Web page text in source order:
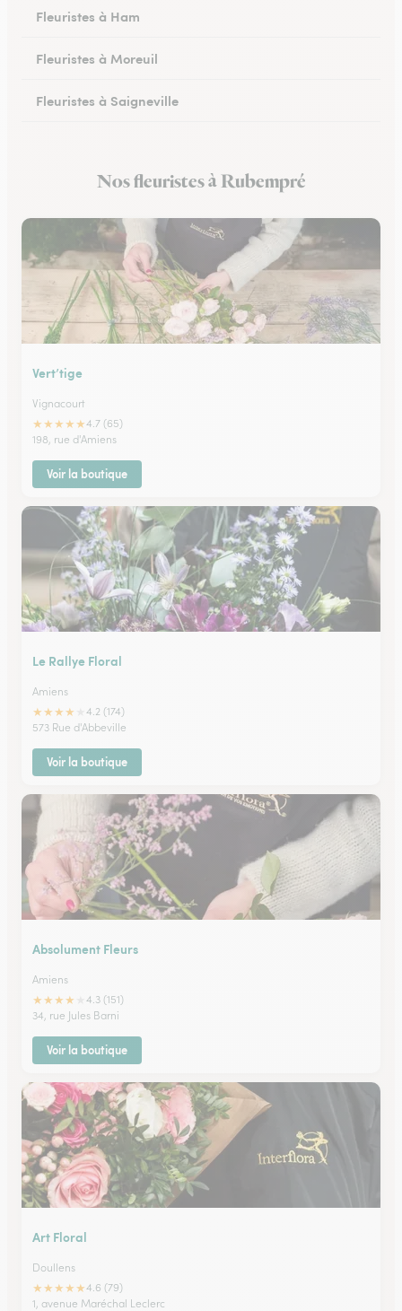
Fleuristes à Ham
Fleuristes à Moreuil
Fleuristes à Saigneville
Fleuristes à CorbieNos fleuristes à Rubempré
Vert’tige
Vignacourt
★★★★★4.7 (65)
198, rue d'Amiens
Voir la boutique
Le Rallye Floral
Amiens
★★★★
4.2 (174)
573 Rue d'Abbeville
Voir la boutique
Absolument Fleurs
Amiens
★★★★
4.3 (151)
34, rue Jules Barni
Voir la boutique
Art Floral
Doullens
★★★★★4.6 (79)
1, avenue Maréchal Leclerc